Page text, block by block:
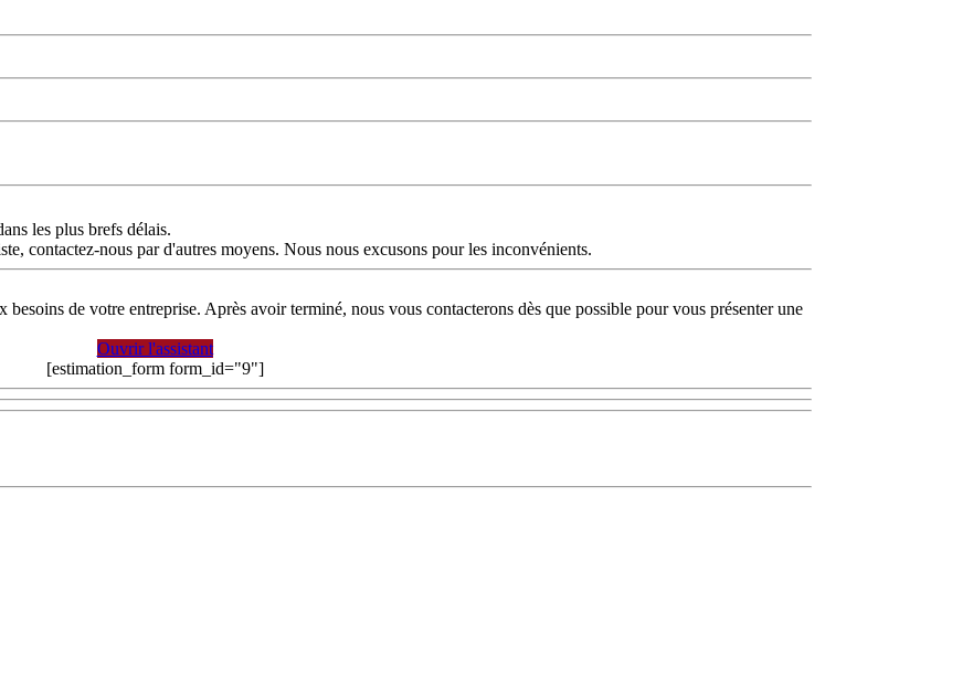
les plus brefs délais.
contactez-nous par d'autres moyens. Nous nous excusons pour les inconvénients.
de votre entreprise. Après avoir terminé, nous vous contacterons dès que possible pour vous présenter une
Ouvrir l'assistant
[estimation_form form_id="9"]